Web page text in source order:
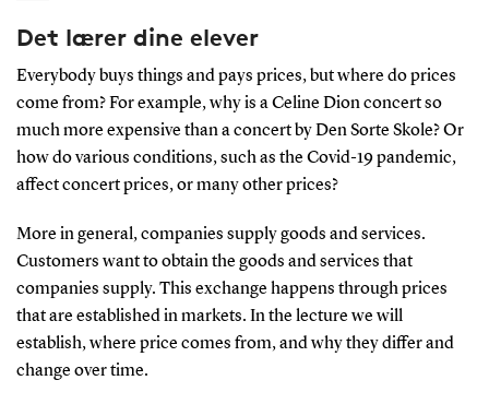
Det lærer dine elever
Everybody buys things and pays prices, but where do prices
come from? For example, why is a Celine Dion concert so
much more expensive than a concert by Den Sorte Skole? Or
how do various conditions, such as the Covid-19 pandemic,
affect concert prices, or many other prices?
More in general, companies supply goods and services.
Customers want to obtain the goods and services that
companies supply. This exchange happens through prices
that are established in markets. In the lecture we will
establish, where price comes from, and why they differ and
change over time.